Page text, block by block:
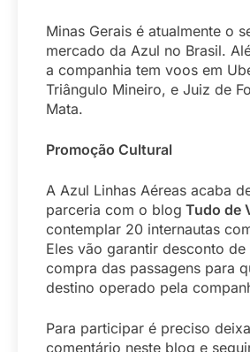
Minas Gerais é atualmente o
mercado da Azul no Brasil.
a companhia tem voos em
Triângulo Mineiro, e Juiz de
Mata.
Promoção Cultural
A Azul Linhas Aéreas acaba
parceria com o blog Tudo de
contemplar 20 internautas
Eles vão garantir desconto de
compra das passagens para
destino operado pela
Para participar é preciso
comentário neste blog e